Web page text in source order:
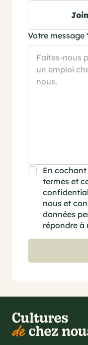
Votre message
En
termes et
nous et
données
répondre à